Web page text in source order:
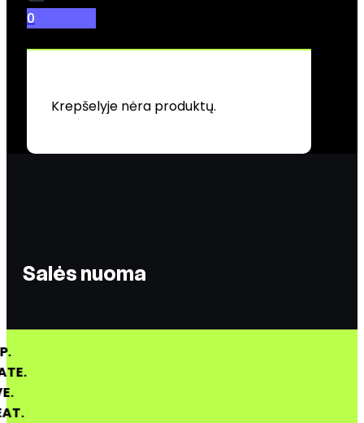
0
Krepšelyje nėra produktų.
Salės nuoma
DROP.
CREATE.
MOVE.
REPEAT.